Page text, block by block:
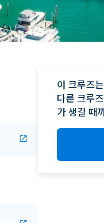
open_in_new
이 크루즈
다른 크루
가 생길 때